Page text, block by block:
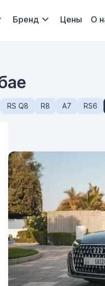
Бренд Цены О
RS Q8 R8 A7 RS6